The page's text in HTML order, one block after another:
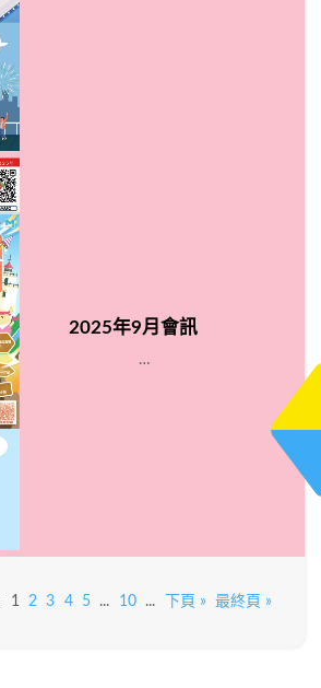
2025年9月會訊
…
1 2 3 4 5 ... 10 ... 下頁 » 最終頁 »